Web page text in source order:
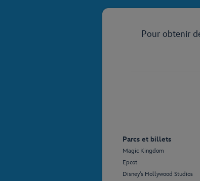
Pour obtenir
Parcs et billets
Magic Kingdom
Epcot
Disney's Hollywood Studios